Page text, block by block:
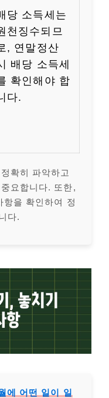
당 소득세는
천징수되므
, 연말정산
배당 소득세
확인해야 합
다.
확히 파악하고
요합니다. 또한,
을 확인하여 정
다.
에 어떤 일이 일